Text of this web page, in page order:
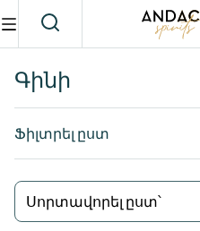
Գինի
Ֆիլտրել ըստ
Սորտավորել ըստ՝